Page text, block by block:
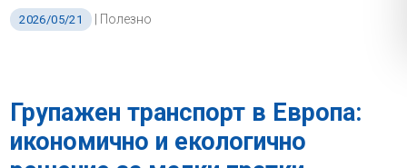
2026/05/21 Полезно
Групажен транспорт в Европа:
икономично и екологично